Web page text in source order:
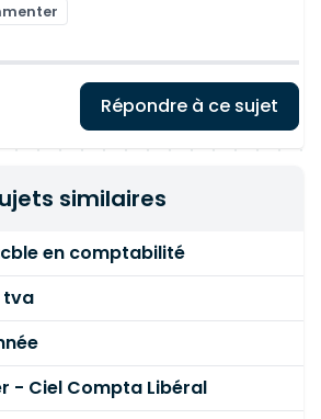
Répondre à ce sujet
similaires
en comptabilité
tva
- Ciel Compta Libéral